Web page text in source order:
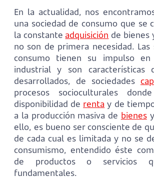
En la actualidad, nos
una sociedad de consumo que se
la constante adquisición de bienes
no son de primera necesidad. Las
consumo tienen su impulso
industrial y son características
desarrollados, de sociedades
procesos socioculturales
disponibilidad de renta y de
a la producción masiva de bienesy
ello, es bueno ser consciente de
de cada cual es limitada y no se
consumismo, entendido éste
de productos o servicios
fundamentales.